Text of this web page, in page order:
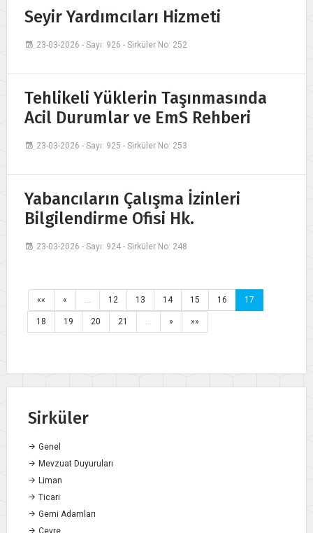
Seyir Yardımcıları Hizmeti
23-03-2026 - Sayı: 926 - Sirküler No: 252
Tehlikeli Yüklerin Taşınmasında
Acil Durumlar ve EmS Rehberi
23-03-2026 - Sayı: 925 - Sirküler No: 253
Yabancıların Çalışma İzinleri
Bilgilendirme Ofisi Hk.
23-03-2026 - Sayı: 924 - Sirküler No: 248
«« « … 12 13 14 15 16 17
18 19 20 21 … » »»
Sirküler
Genel
Mevzuat Duyuruları
Liman
Ticari
Gemi Adamları